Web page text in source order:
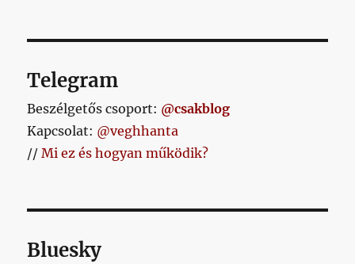
Telegram
Beszélgetős csoport: @csakblog
Kapcsolat: @veghhanta
//Mi ez és hogyan működik?
Bluesky